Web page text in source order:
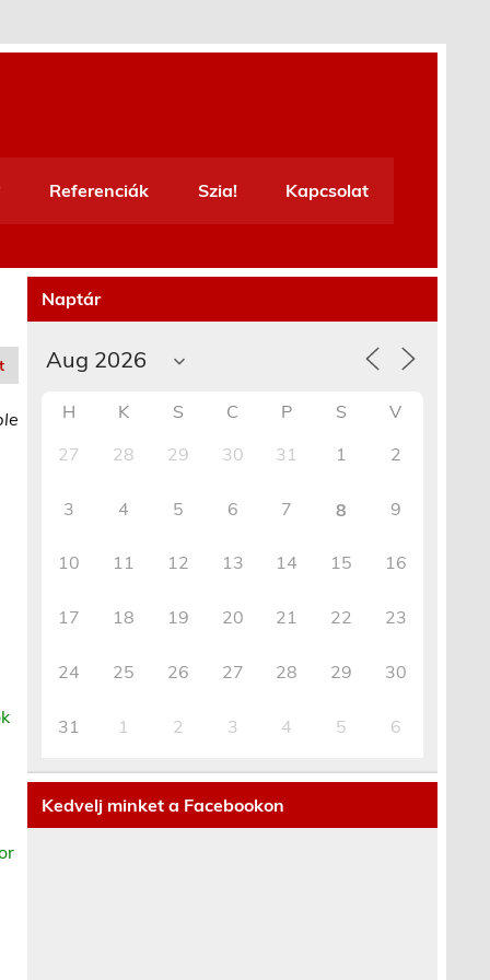
Referenciák Szia! Kapcsolat
Naptár
H K S C P S
V
27
28 29 30 31 1 2
3 4 5 6 7 8 9
10 11 12 13 14 15 16
17 18 19 20 21 22 23
24 25 26 27 28 29 30
31 1 2 3 4 5 6
Kedvelj minket a Facebookon